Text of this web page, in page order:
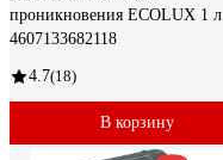
проникновения ECOLUX 1 л
4607133682118
4.7(18)
В корзину